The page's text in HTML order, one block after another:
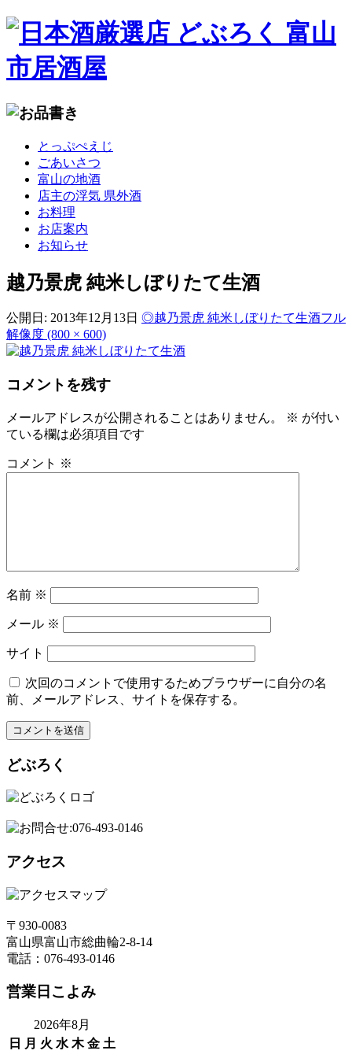
とっぷぺえじ
ごあいさつ
富山の地酒
店主の浮気 県外酒
お料理
お店案内
お知らせ
越乃景虎 純米しぼりたて生酒
公開日: 2013年12月13日 ◎越乃景虎 純米しぼりたて生酒フル
解像度 (800 × 600)
コメントを残す
メールアドレスが公開されることはありません。 ※ が付い
ている欄は必須項目です
コメント ※
名前 ※
メール ※
サイト
次回のコメントで使用するためブラウザーに自分の名
前、メールアドレス、サイトを保存する。
どぶろく
アクセス
〒930-0083
富山県富山市総曲輪2-8-14
電話：076-493-0146
営業日こよみ
2026年8月
日
月 火 水 木 金 土